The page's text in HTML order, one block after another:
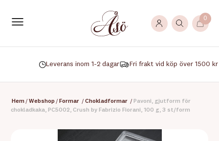
0
Leverans inom 1-2 dagar Fri frakt vid köp över 1500 kr
Hem / Webshop / Formar / Chokladformar / Pavoni, gjutform för
chokladkaka, PC5002, Crush by Fabrizio Fiorani, 100 g, 3 st/form